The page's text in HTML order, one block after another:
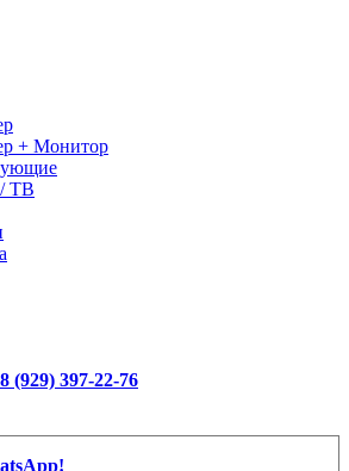
+ Монитор
ТВ
(929) 397-22-76